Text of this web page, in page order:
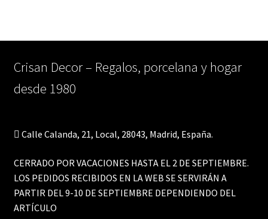
Crisan Decor – Regalos, porcelana y hogar
desde 1980
Calle Calanda, 21, Local, 28043, Madrid, España.
CERRADO POR VACACIONES HASTA EL 2 DE SEPTIEMBRE.
LOS PEDIDOS RECIBIDOS EN LA WEB SE SERVIRÁN A
PARTIR DEL 9-10 DE SEPTIEMBRE DEPENDIENDO DEL
ARTÍCULO